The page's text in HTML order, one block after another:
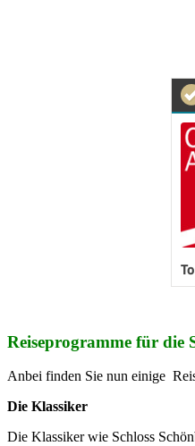
Reiseprogramme für die
Anbei finden Sie nun einige
Die Klassiker
Die Klassiker wie Schloss